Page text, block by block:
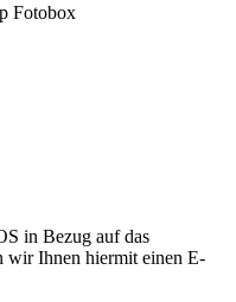
Fotobox
in Bezug auf das
wir Ihnen hiermit einen E-